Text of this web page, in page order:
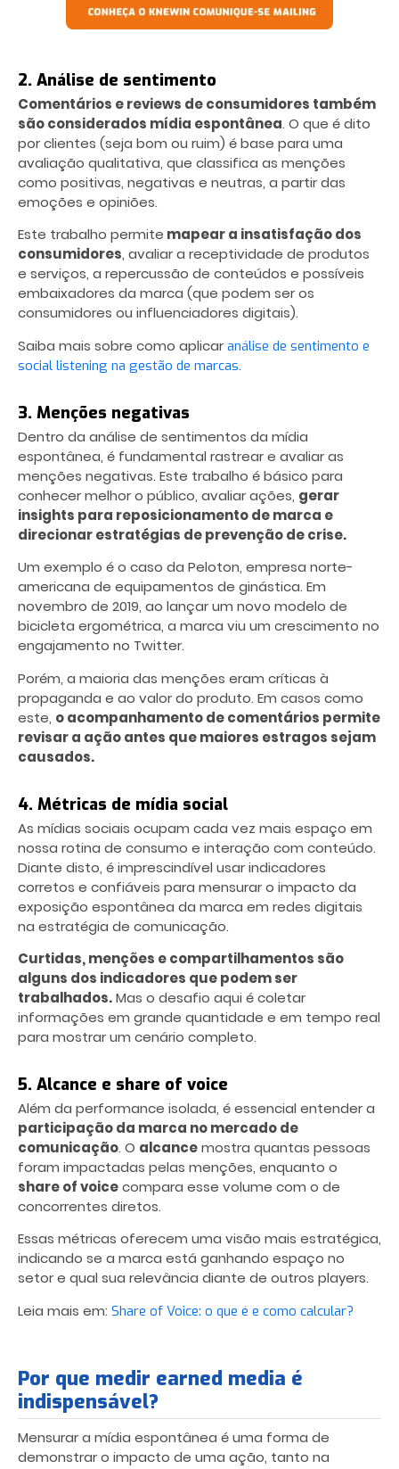
2. Análise de sentimento
Comentários e reviews de consumidores também
são considerados mídia espontânea. O que é dito
por clientes (seja bom ou ruim) é base para uma
avaliação qualitativa, que classifica as menções
como positivas, negativas e neutras, a partir das
emoções e opiniões.
Este trabalho permite mapear a insatisfação dos
consumidores, avaliar a receptividade de produtos
e serviços, a repercussão de conteúdos e possíveis
embaixadores da marca (que podem ser os
consumidores ou influenciadores digitais).
Saiba mais sobre como aplicaranálise de sentimento e
social listening na gestão de marcas.
3. Menções negativas
Dentro da análise de sentimentos da mídia
espontânea, é fundamental rastrear e avaliar as
menções negativas. Este trabalho é básico para
conhecer melhor o público, avaliar ações, gerar
insights para reposicionamento de marca e
direcionar estratégias de prevenção de crise.
Um exemplo é o caso da Peloton, empresa norte-
americana de equipamentos de ginástica. Em
novembro de 2019, ao lançar um novo modelo de
bicicleta ergométrica, a marca viu um crescimento no
engajamento no Twitter.
Porém, a maioria das menções eram críticas à
propaganda e ao valor do produto. Em casos como
este, o acompanhamento de comentários permite
revisar a ação antes que maiores estragos sejam
causados.
4. Métricas de mídia social
As mídias sociais ocupam cada vez mais espaço em
nossa rotina de consumo e interação com conteúdo.
Diante disto, é imprescindível usar indicadores
corretos e confiáveis para mensurar o impacto da
exposição espontânea da marca em redes digitais
na estratégia de comunicação.
Curtidas, menções e compartilhamentos são
alguns dos indicadores que podem ser
trabalhados.Mas o desafio aqui é coletar
informações em grande quantidade e em tempo real
para mostrar um cenário completo.
5. Alcance e share of voice
Além da performance isolada, é essencial entender a
participação da marca no mercado de
comunicação. O alcancemostra quantas pessoas
foram impactadas pelas menções, enquanto o
share of voicecompara esse volume com o de
concorrentes diretos.
Essas métricas oferecem uma visão mais estratégica,
indicando se a marca está ganhando espaço no
setor e qual sua relevância diante de outros players.
Leia mais em: Share of Voice: o que é e como calcular?
Por que medir earned media é
indispensável?
Mensurar a mídia espontânea é uma forma de
demonstrar o impacto de uma ação, tanto na